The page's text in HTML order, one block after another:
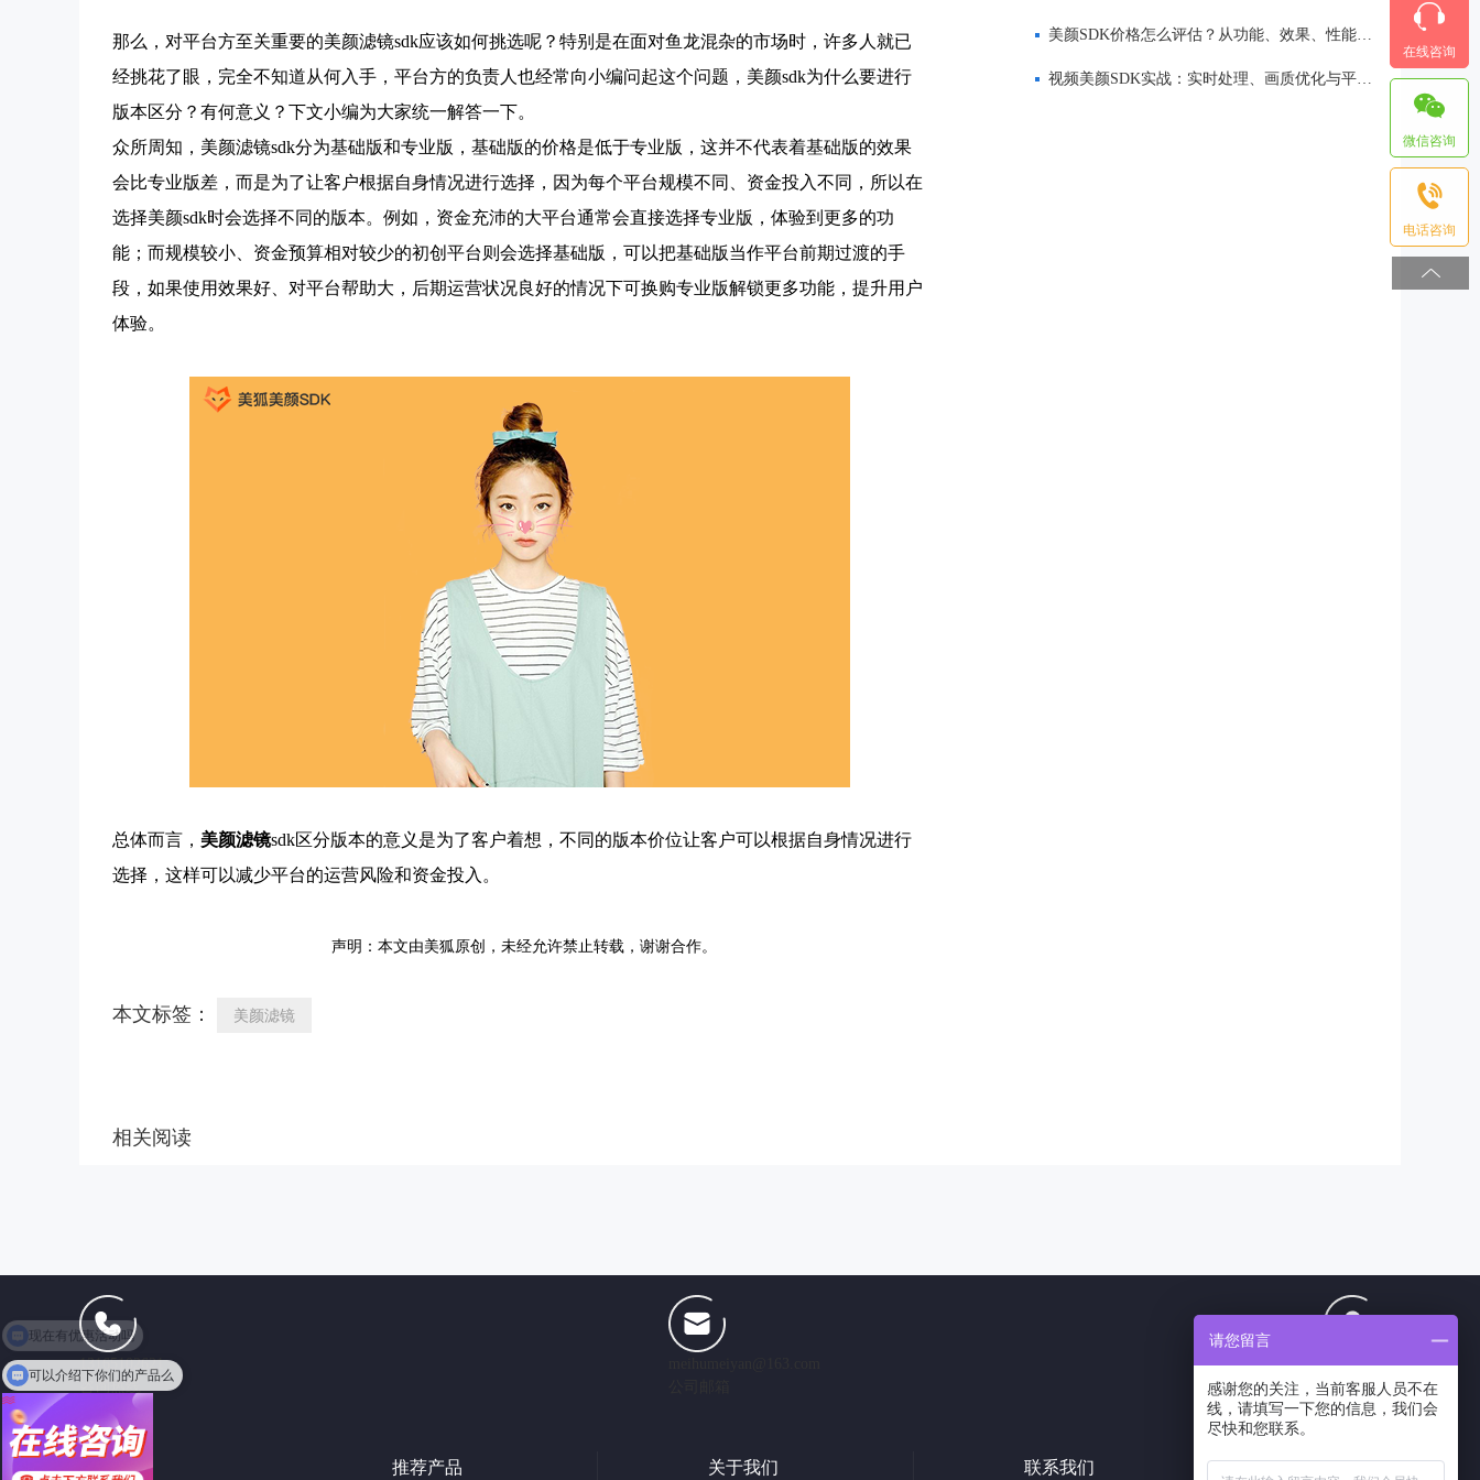
那么，对平台方至关重要的美颜滤镜sdk应该如何挑选呢？特别是在面对鱼龙混杂的市场时，许多人就已
经挑花了眼，完全不知道从何入手，平台方的负责人也经常向小编问起这个问题，美颜sdk为什么要进行
版本区分？有何意义？下文小编为大家统一解答一下。
众所周知，美颜滤镜sdk分为基础版和专业版，基础版的价格是低于专业版，这并不代表着基础版的效果
会比专业版差，而是为了让客户根据自身情况进行选择，因为每个平台规模不同、资金投入不同，所以在
选择美颜sdk时会选择不同的版本。例如，资金充沛的大平台通常会直接选择专业版，体验到更多的功
能；而规模较小、资金预算相对较少的初创平台则会选择基础版，可以把基础版当作平台前期过渡的手
段，如果使用效果好、对平台帮助大，后期运营状况良好的情况下可换购专业版解锁更多功能，提升用户
体验。
总体而言， 美颜滤镜sdk区分版本的意义是为了客户着想，不同的版本价位让客户可以根据自身情况进行
选择，这样可以减少平台的运营风险和资金投入。
声明：本文由美狐原创，未经允许禁止转载，谢谢合作。
本文标签： 美颜滤镜
相关阅读
美颜SDK价格怎么评估？从功能、效果、性能到服务全面解析
视频美颜SDK实战：实时处理、画质优化与平台适配
13165102621
咨询热线
1807424193
客服QQ
推荐产品 关于我们 联系我们
在线咨询
微信咨询
电话咨询
可以介绍下你们的产品么
请您留言
感谢您的关注，当前客服人员不在
线，请填写一下您的信息，我们会
尽快和您联系。